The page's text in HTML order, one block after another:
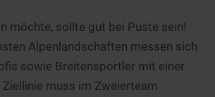
möchte, sollte gut bei Puste sein!
Alpenlandschaften messen sich
sowie Breitensportler mit einer
muss im Zweierteam